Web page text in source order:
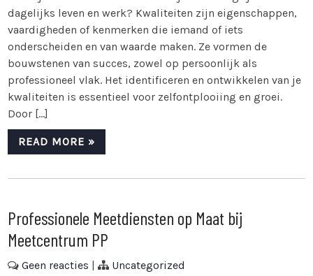
dagelijks leven en werk? Kwaliteiten zijn eigenschappen,
vaardigheden of kenmerken die iemand of iets
onderscheiden en van waarde maken. Ze vormen de
bouwstenen van succes, zowel op persoonlijk als
professioneel vlak. Het identificeren en ontwikkelen van je
kwaliteiten is essentieel voor zelfontplooiing en groei.
Door […]
READ MORE »
Professionele Meetdiensten op Maat bij
Meetcentrum PP
Geen reacties | Uncategorized